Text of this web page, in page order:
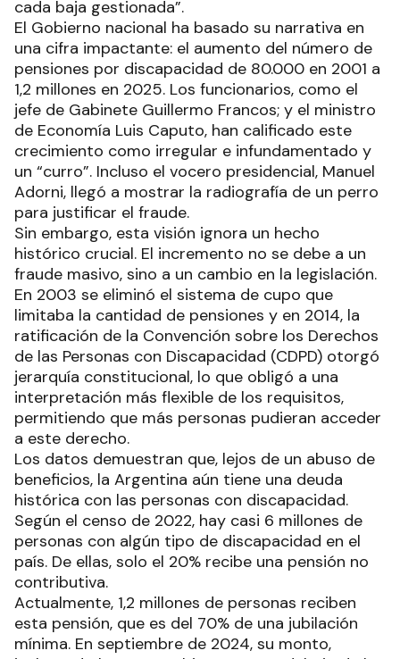
cada baja gestionada”.
El Gobierno nacional ha basado su narrativa en
una cifra impactante: el aumento del número de
pensiones por discapacidad de 80.000 en 2001 a
1,2 millones en 2025. Los funcionarios, como el
jefe de Gabinete Guillermo Francos; y el ministro
de Economía Luis Caputo, han calificado este
crecimiento como irregular e infundamentado y
un “curro”. Incluso el vocero presidencial, Manuel
Adorni, llegó a mostrar la radiografía de un perro
para justificar el fraude.
Sin embargo, esta visión ignora un hecho
histórico crucial. El incremento no se debe a un
fraude masivo, sino a un cambio en la legislación.
En 2003 se eliminó el sistema de cupo que
limitaba la cantidad de pensiones y en 2014, la
ratificación de la Convención sobre los Derechos
de las Personas con Discapacidad (CDPD) otorgó
jerarquía constitucional, lo que obligó a una
interpretación más flexible de los requisitos,
permitiendo que más personas pudieran acceder
a este derecho.
Los datos demuestran que, lejos de un abuso de
beneficios, la Argentina aún tiene una deuda
histórica con las personas con discapacidad.
Según el censo de 2022, hay casi 6 millones de
personas con algún tipo de discapacidad en el
país. De ellas, solo el 20% recibe una pensión no
contributiva.
Actualmente, 1,2 millones de personas reciben
esta pensión, que es del 70% de una jubilación
mínima. En septiembre de 2024, su monto,